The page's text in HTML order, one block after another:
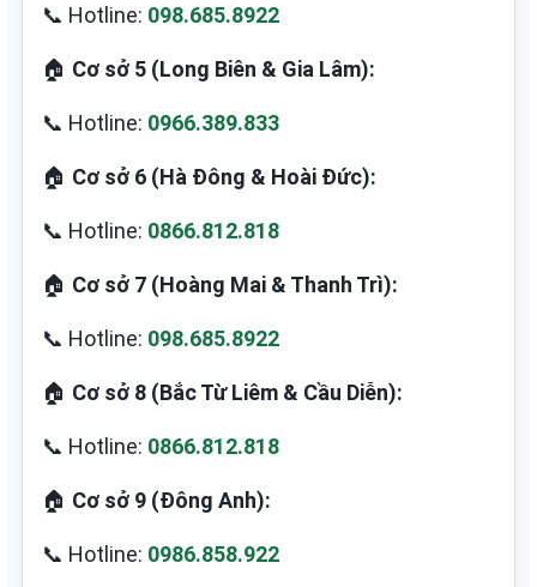
📞 Hotline: 098.685.8922
🏠 Cơ sở 5 (Long Biên & Gia Lâm):
📞 Hotline: 0966.389.833
🏠 Cơ sở 6 (Hà Đông & Hoài Đức):
📞 Hotline: 0866.812.818
🏠 Cơ sở 7 (Hoàng Mai & Thanh Trì):
📞 Hotline: 098.685.8922
🏠 Cơ sở 8 (Bắc Từ Liêm & Cầu Diễn):
📞 Hotline: 0866.812.818
🏠 Cơ sở 9 (Đông Anh):
📞 Hotline: 0986.858.922